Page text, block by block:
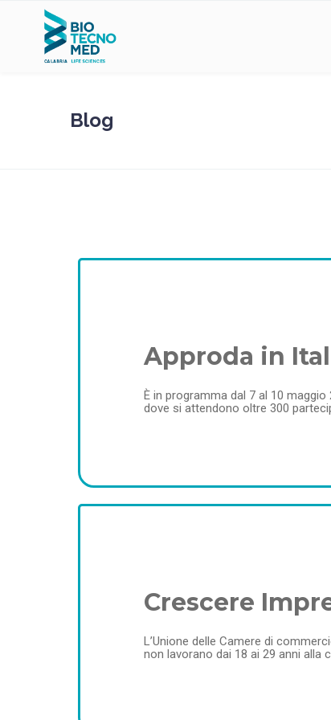
Blog
Approda in
È in programma dal 7 al 10
dove si attendono oltre 300
Crescere
L’Unione delle Camere di
non lavorano dai 18 ai 29 anni alla